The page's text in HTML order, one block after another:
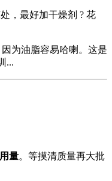
，最好加干燥剂 ? 花
因为油脂容易哈喇。这是
...
量。等摸清质量再大批